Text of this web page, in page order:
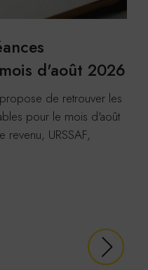
d'août 2026
de retrouver les
pour le mois d'août
URSSAF,
ACCEPTER REFUSER
l'on visionne les
m-a.net.
ACCEPTER REFUSER
l'on visionne les
a.net.